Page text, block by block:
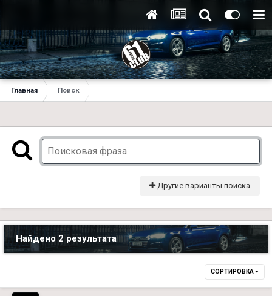
Главная Поиск
Другие варианты поиска
Найдено 2 результата
СОРТИРОВКА